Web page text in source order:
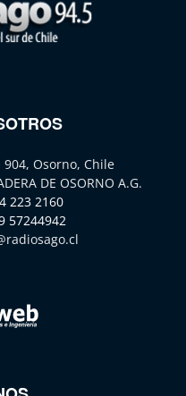
Osorno, Chile
DE OSORNO A.G.
223 2160
57244942